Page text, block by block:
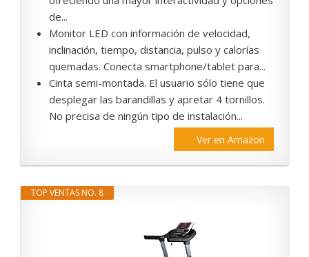
de...
Monitor LED con información de velocidad,
inclinación, tiempo, distancia, pulso y calorías
quemadas. Conecta smartphone/tablet para...
Cinta semi-montada. El usuario sólo tiene que
desplegar las barandillas y apretar 4 tornillos.
No precisa de ningún tipo de instalación...
Ver en Amazon
TOP VENTAS NO. 8